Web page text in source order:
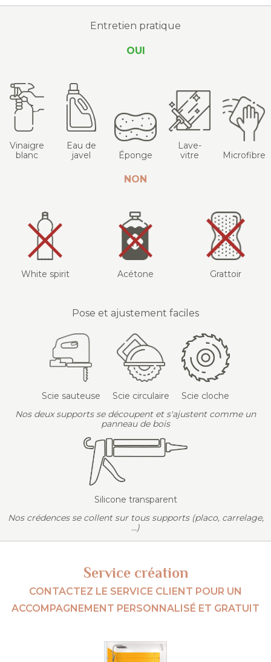
Entretien pratique
OUI
Vinaigre
blanc
Eau de
javel
Éponge
Lave-
vitre
Microfibre
NON
White spirit Acétone Grattoir
Pose et ajustement faciles
Scie sauteuse Scie circulaire
Scie cloche
Nos deux supports se découpent et s'ajustent comme un
panneau de bois
Silicone transparent
Nos crédences se collent sur tous supports (placo, carrelage,
...)
Service création
CONTACTEZ LE SERVICE CLIENT POUR UN
ACCOMPAGNEMENT PERSONNALISÉ ET GRATUIT